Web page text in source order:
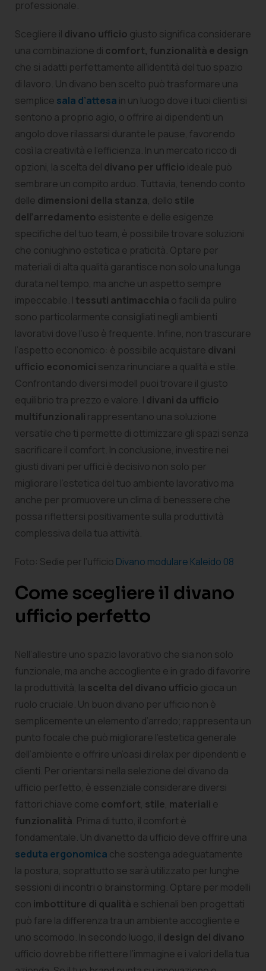
professionale.
Scegliere il divano ufficio giusto significa considerare
una combinazione di comfort, funzionalità e design
che si adatti perfettamente all’identità del tuo spazio
di lavoro. Un divano ben scelto può trasformare una
semplice sala d’attesa in un luogo dove i tuoi clienti si
sentono a proprio agio, o offrire ai dipendenti un
angolo dove rilassarsi durante le pause, favorendo
così la creatività e l’efficienza. In un mercato ricco di
opzioni, la scelta del divano per ufficio ideale può
sembrare un compito arduo. Tuttavia, tenendo conto
delle dimensioni della stanza, dello stile
dell’arredamento esistente e delle esigenze
specifiche del tuo team, è possibile trovare soluzioni
che coniughino estetica e praticità. Optare per
materiali di alta qualità garantisce non solo una lunga
durata nel tempo, ma anche un aspetto sempre
impeccabile. I tessuti antimacchia o facili da pulire
sono particolarmente consigliati negli ambienti
lavorativi dove l’uso è frequente. Infine, non trascurare
l’aspetto economico: è possibile acquistare divani
ufficio economici senza rinunciare a qualità e stile.
Confrontando diversi modell puoi trovare il giusto
equilibrio tra prezzo e valore. I divani da ufficio
multifunzionali rappresentano una soluzione
versatile che ti permette di ottimizzare gli spazi senza
sacrificare il comfort. In conclusione, investire nei
giusti divani per uffici è decisivo non solo per
migliorare l’estetica del tuo ambiente lavorativo ma
anche per promuovere un clima di benessere che
possa riflettersi positivamente sulla produttività
complessiva della tua attività.
Foto: Sedie per l’ufficio Divano modulare Kaleido 08
Come scegliere il divano
ufficio perfetto
Nell’allestire uno spazio lavorativo che sia non solo
funzionale, ma anche accogliente e in grado di favorire
la produttività, la scelta del divano ufficio gioca un
ruolo cruciale. Un buon divano per ufficio non è
semplicemente un elemento d’arredo; rappresenta un
punto focale che può migliorare l’estetica generale
dell’ambiente e offrire un’oasi di relax per dipendenti e
clienti. Per orientarsi nella selezione del divano da
ufficio perfetto, è essenziale considerare diversi
fattori chiave come comfort, stile, materiali e
funzionalità. Prima di tutto, il comfort è
fondamentale. Un divanetto da ufficio deve offrire una
seduta ergonomica che sostenga adeguatamente
la postura, soprattutto se sarà utilizzato per lunghe
sessioni di incontri o brainstorming. Optare per modelli
con imbottiture di qualità e schienali ben progettati
può fare la differenza tra un ambiente accogliente e
uno scomodo. In secondo luogo, il design del divano
ufficio dovrebbe riflettere l’immagine e i valori della tua